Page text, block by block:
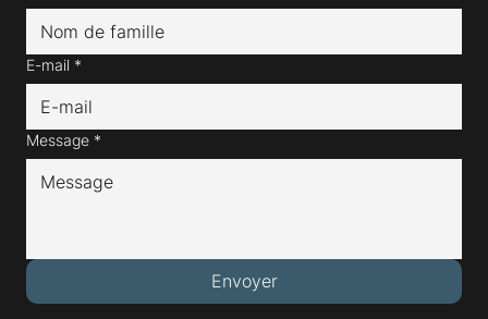
E-mail *
Message *
Envoyer